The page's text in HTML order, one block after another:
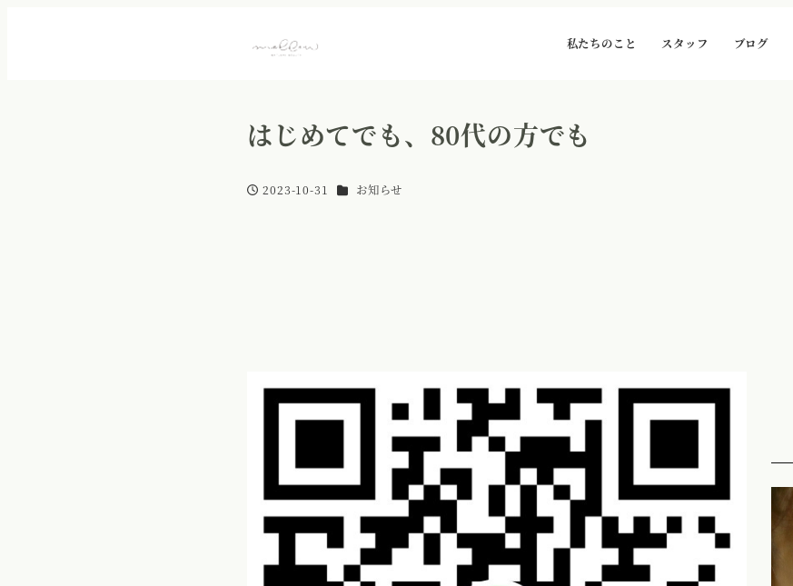
私たちのこと スタッフ ブログ
はじめてでも、80代の方でも
投稿日
2023-10-31 カテゴリー
お知らせ